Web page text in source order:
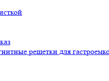
решетки для